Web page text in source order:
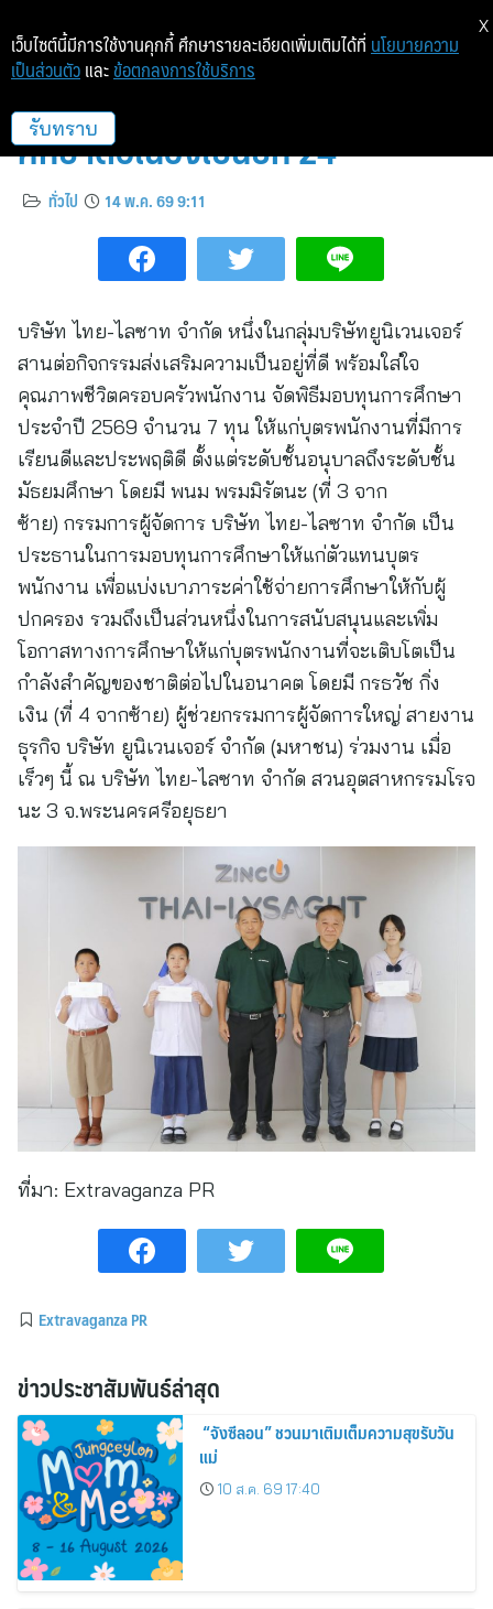
ไทย-ไลซาท สานต่อโอกาสทางการ
ศึกษาต่อเนื่องเป็นปีที่ 24
ทั่วไป 14 พ.ค. 69 9:11
บริษัท ไทย-ไลซาท จำกัด หนึ่งในกลุ่มบริษัทยูนิเวนเจอร์
สานต่อกิจกรรมส่งเสริมความเป็นอยู่ที่ดี พร้อมใส่ใจ
คุณภาพชีวิตครอบครัวพนักงาน จัดพิธีมอบทุนการศึกษา
ประจำปี 2569 จำนวน 7 ทุน ให้แก่บุตรพนักงานที่มีการ
เรียนดีและประพฤติดี ตั้งแต่ระดับชั้นอนุบาลถึงระดับชั้น
มัธยมศึกษา โดยมี พนม พรมมิรัตนะ (ที่ 3 จาก
ซ้าย) กรรมการผู้จัดการ บริษัท ไทย-ไลซาท จำกัด เป็น
ประธานในการมอบทุนการศึกษาให้แก่ตัวแทนบุตร
พนักงาน เพื่อแบ่งเบาภาระค่าใช้จ่ายการศึกษาให้กับผู้
ปกครอง รวมถึงเป็นส่วนหนึ่งในการสนับสนุนและเพิ่ม
โอกาสทางการศึกษาให้แก่บุตรพนักงานที่จะเติบโตเป็น
กำลังสำคัญของชาติต่อไปในอนาคต โดยมี กรธวัช กิ่ง
เงิน (ที่ 4 จากซ้าย) ผู้ช่วยกรรมการผู้จัดการใหญ่ สายงาน
ธุรกิจ บริษัท ยูนิเวนเจอร์ จำกัด (มหาชน) ร่วมงาน เมื่อ
เร็วๆ นี้ ณ บริษัท ไทย-ไลซาท จำกัด สวนอุตสาหกรรมโรจ
นะ 3 จ.พระนครศรีอยุธยา
ที่มา: Extravaganza PR
Extravaganza PR
ข่าวประชาสัมพันธ์ล่าสุด
“จังซีลอน” ชวนมาเติมเต็มความสุขรับวัน
แม่
10 ส.ค. 69 17:40
เว็บไซต์นี้มีการใช้งานคุกกี้ ศึกษารายละเอียดเพิ่มเติมได้ที่ นโยบายความ
เป็นส่วนตัว และ ข้อตกลงการใช้บริการ
รับทราบ
X